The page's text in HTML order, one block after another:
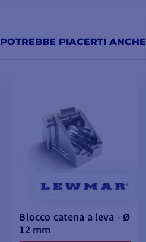
POTREBBE PIACERTI ANCHE
Blocco catena a leva - Ø
12 mm